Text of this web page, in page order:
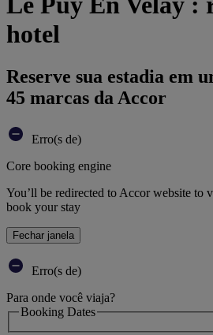
hotel
Reserve sua estadia em
45 marcas da Accor
Erro(s de)
Core booking engine
You’ll be redirected to Accor website to
book your stay
Fechar janela
Erro(s de)
Para onde você viaja?
Booking Dates